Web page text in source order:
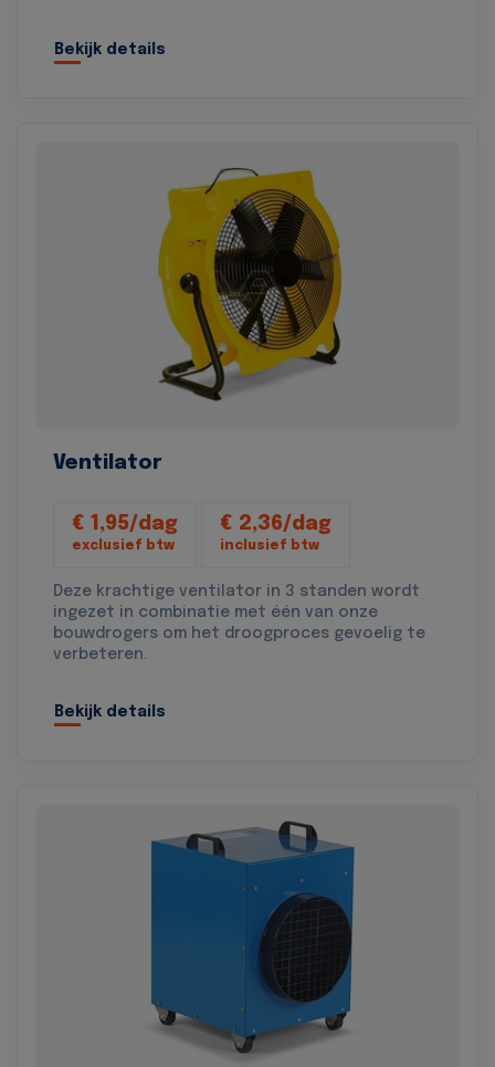
Bekijk details
Ventilator
€ 1,95/dag
exclusief btw
€ 2,36/dag
inclusief btw
Deze krachtige ventilator in 3 standen wordt
ingezet in combinatie met één van onze
bouwdrogers om het droogproces gevoelig te
verbeteren.
Bekijk details